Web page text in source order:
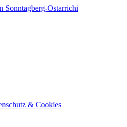
& Cookies